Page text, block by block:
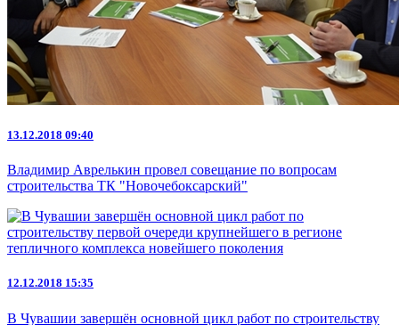
13.12.2018 09:40
Владимир Аврелькин провел совещание по вопросам
строительства ТК "Новочебоксарский"
12.12.2018 15:35
В Чувашии завершён основной цикл работ по строительству